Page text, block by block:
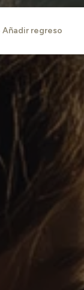
añadir regreso